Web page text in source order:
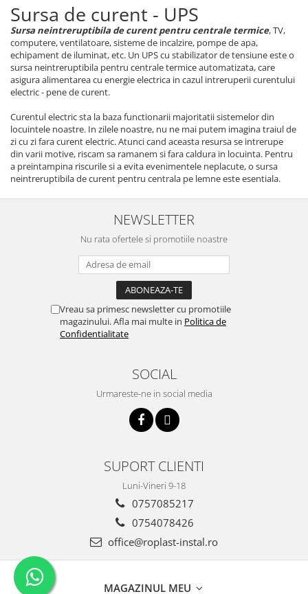
Sursa de curent - UPS
Sursa neintreruptibila de curent pentru centrale termice, TV,
computere, ventilatoare, sisteme de incalzire, pompe de apa,
echipament de iluminat, etc. Un UPS cu stabilizator de tensiune este o
sursa neintreruptibila pentru centrale termice automatizata, care
asigura alimentarea cu energie electrica in cazul intreruperii curentului
electric - pene de curent.
Curentul electric sta la baza functionarii majoritatii sistemelor din
locuintele noastre. In zilele noastre, nu ne mai putem imagina traiul de
zi cu zi fara curent electric. Atunci cand aceasta resursa se intrerupe
din varii motive, riscam sa ramanem si fara caldura in locuinta. Pentru
a preintampina riscurile si a evita evenimentele neplacute, o sursa
neintreruptibila de curent pentru centrala pe lemne este esentiala.
NEWSLETTER
Nu rata ofertele si promotiile noastre
Vreau sa primesc newsletter cu promotiile
magazinului. Afla mai multe in Politica de
Confidentialitate
SOCIAL
Urmareste-ne in social media
SUPORT CLIENTI
Luni-Vineri 9-18
0757085217
0754078426
office@roplast-instal.ro
MAGAZINUL MEU